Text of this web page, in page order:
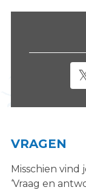
VRAGEN
Misschien
‘Vraag en